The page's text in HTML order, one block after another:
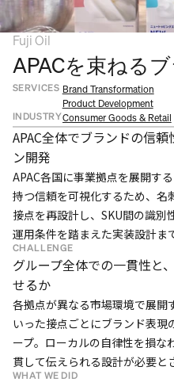
Fuji Oil
APACを束ねる
SERVICES Brand Transformation
Product Development
INDUSTRYConsumer Goods & Retail
APAC全体でブランドの信
ン開発
APAC各国に事業拠点を展開す
持つ信頼を可視化するため、名
接点を再設計し、SKU間の識別
運用条件を踏まえた実装設計ま
CHALLENGE
グループ全体での一貫性と
せるか
各拠点が異なる市場環境で展開
いった接点ごとにブランド表
ープ。ローカルの自律性を損な
貫して伝えられる設計が必要と
WHAT WE DID